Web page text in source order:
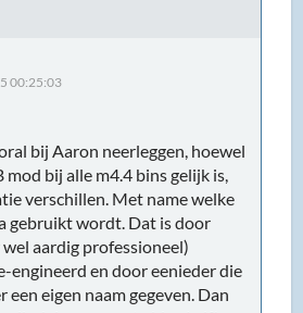
00:25:03
bij Aaron neerleggen, hoewel
mod bij alle m4.4 bins gelijk is,
verschillen. Met name welke
gebruikt wordt. Dat is door
aardig professioneel)
engineerd en door eenieder die
eigen naam gegeven. Dan